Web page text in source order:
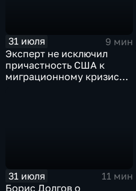
31 июля
9 мин
Эксперт не исключил
причастность США к
миграционному кризису в
31 июля
11 мин
Борис Долгов о